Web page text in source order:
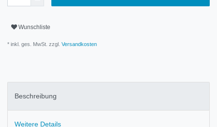
Wunschliste
* inkl. ges. MwSt. zzgl. Versandkosten
Beschreibung
Weitere Details